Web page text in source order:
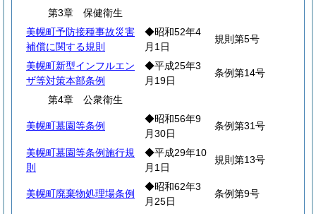
第3章 保健衛生
美幌町予防接種事故災害
補償に関する規則
◆昭和52年4
月1日
規則第5号
美幌町新型インフルエン
ザ等対策本部条例
◆平成25年3
月19日
条例第14号
第4章 公衆衛生
美幌町墓園等条例
◆昭和56年9
月30日
条例第31号
美幌町墓園等条例施行規
則
◆平成29年10
月1日
規則第13号
美幌町廃棄物処理場条例
◆昭和62年3
月25日
条例第9号